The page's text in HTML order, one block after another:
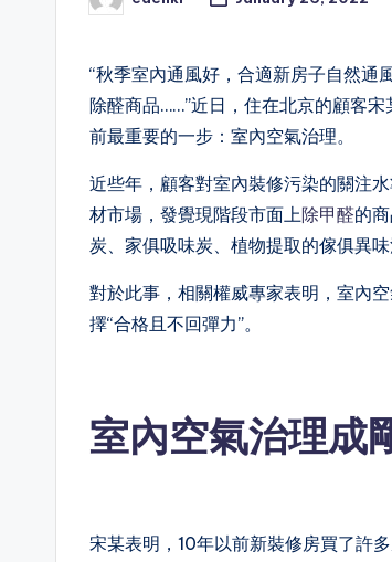
Posted
by
“秋季室內通風好，合適新房子自然通
除醛商品……”近日，住在北京的顧客
前最重要的一步：室內空氣治理。
近些年，顧客對室內裝修污染的關注
材市場，發覺現階段市面上除甲醛的
炭、家俱吸味炭、植物提取的傢俱異
對於此事，相關權威專家表明，室內
擇“合格且不回彈力”。
室內空氣治理成
宋某表明，10年以前新裝修房買了許